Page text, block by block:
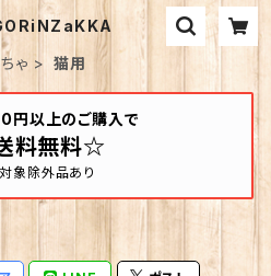
ゃ 猫用
円以上のご購入で
料無料☆
象除外品あり